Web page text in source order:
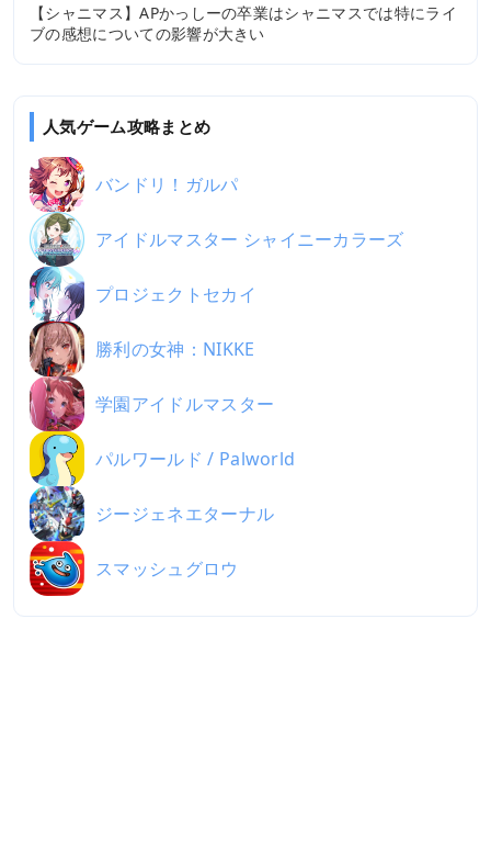
【シャニマス】APかっしーの卒業はシャニマスでは特にライ
ブの感想についての影響が大きい
人気ゲーム攻略まとめ
バンドリ！ガルパ
アイドルマスター シャイニーカラーズ
プロジェクトセカイ
勝利の女神：NIKKE
学園アイドルマスター
パルワールド / Palworld
ジージェネエターナル
スマッシュグロウ